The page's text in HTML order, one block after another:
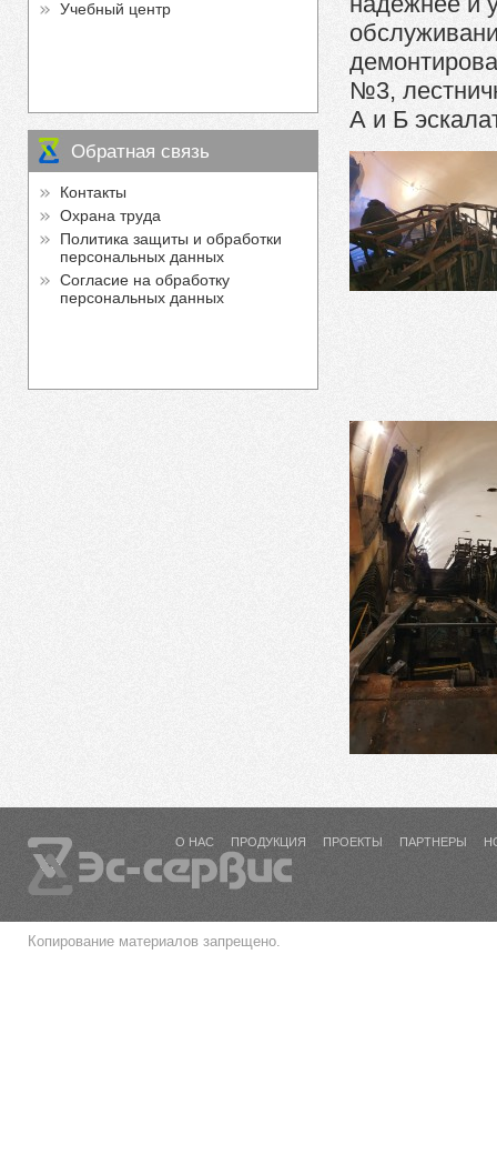
Учебный центр
Обратная связь
Контакты
Охрана труда
Политика защиты и обработки
персональных данных
Согласие на обработку
персональных данных
№3,
А и Б
О НАС ПРОДУКЦИЯ ПРОЕКТЫ ПАРТНЕРЫ
Копирование материалов запрещено.